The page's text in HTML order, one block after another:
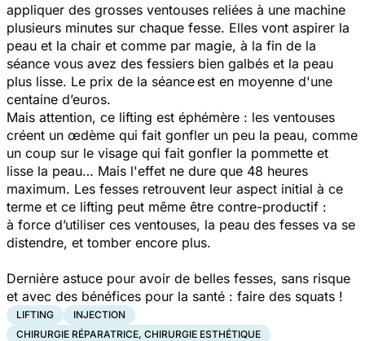
appliquer des grosses ventouses reliées à une machine
plusieurs minutes sur chaque fesse. Elles vont aspirer la
peau et la chair et comme par magie, à la fin de la
séance vous avez des fessiers bien galbés et la peau
plus lisse. Le prix de la séance est en moyenne d'une
centaine d’euros.
Mais attention, ce lifting est éphémère : les ventouses
créent un œdème qui fait gonfler un peu la peau, comme
un coup sur le visage qui fait gonfler la pommette et
lisse la peau… Mais l'effet ne dure que 48 heures
maximum. Les fesses retrouvent leur aspect initial à ce
terme et ce lifting peut même être contre-productif :
à force d’utiliser ces ventouses, la peau des fesses va se
distendre, et tomber encore plus.
Dernière astuce pour avoir de belles fesses, sans risque
et avec des bénéfices pour la santé : faire des squats !
LIFTING
INJECTION
CHIRURGIE RÉPARATRICE, CHIRURGIE ESTHÉTIQUE